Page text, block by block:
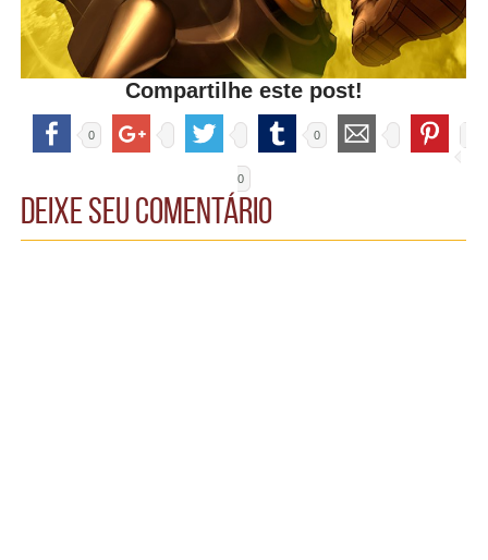
Compartilhe este post!
0 0
0
Deixe seu comentário